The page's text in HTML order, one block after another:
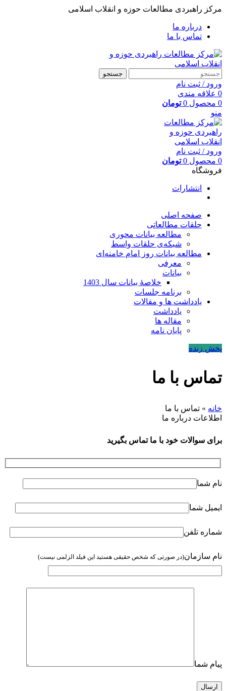
مرکز راهبردی مطالعات حوزه و انقلاب اسلامی
درباره ما
تماس با ما
جستجو
ورود / ثبت نام
0 علاقه مندی
0 محصول 0 تومان
منو
ورود / ثبت نام
0 محصول 0 تومان
فروشگاه
انتشارات
صفحه اصلی
حلقات مطالعاتی
مطالعه بیانات محوری
شبکه‌ی حلقات واسط
مطالعه بیانات روز امام خامنه‌ای
معرفی
بیانات
خلاصۀ بیانات سال 1403
برنامه جلسات
یادداشت ها و مقالات
یادداشت
مقاله ها
پایان نامه
پخش زنده
تماس با ما
خانه » تماس با ما
اطلاعات درباره ما
برای سوالات خود با ما تماس بگیرید
نام شما
ایمیل شما
شماره تلفن
نام سازمان(در صورتی که شخص حقیقی هستید این فیلد الزلمی نیست)
پیام شما